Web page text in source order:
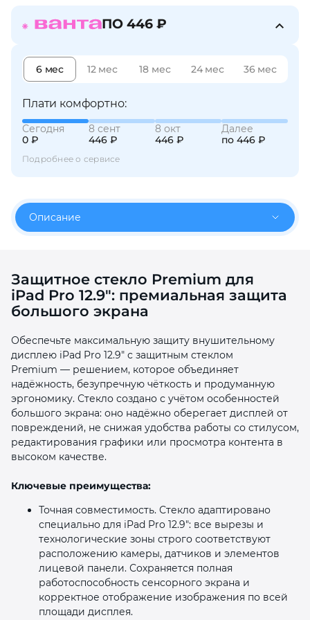
ПО 446 ₽
6 мес 12 мес 18 мес 24 мес 36 мес
Плати комфортно:
Сегодня
0 ₽
8 сент
446 ₽
8 окт
446 ₽
Далее
по 446 ₽
Подробнее о сервисе
Описание
Защитное стекло Premium для
iPad Pro 12.9″: премиальная защита
большого экрана
Обеспечьте максимальную защиту внушительному
дисплею iPad Pro 12.9″ с защитным стеклом
Premium — решением, которое объединяет
надёжность, безупречную чёткость и продуманную
эргономику. Стекло создано с учётом особенностей
большого экрана: оно надёжно оберегает дисплей от
повреждений, не снижая удобства работы со стилусом,
редактирования графики или просмотра контента в
высоком качестве.
Ключевые преимущества:
Точная совместимость. Стекло адаптировано
специально для iPad Pro 12.9″: все вырезы и
технологические зоны строго соответствуют
расположению камеры, датчиков и элементов
лицевой панели. Сохраняется полная
работоспособность сенсорного экрана и
корректное отображение изображения по всей
площади дисплея.
раз в 2
недели
раз в 2 недели
8 800 302-02-51
plait.ru